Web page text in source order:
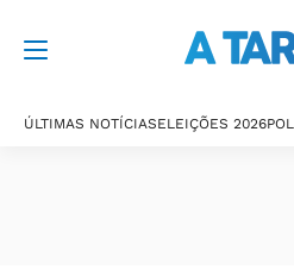
ÚLTIMAS NOTÍCIASELEIÇÕES 2026